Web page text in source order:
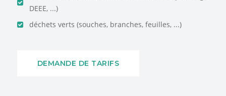
DEEE, ...)
déchets verts (souches, branches, feuilles, ...)
DEMANDE DE TARIFS